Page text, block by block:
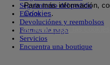
Seguimiento del pedido
Envíos
Devoluciónes y reembolsos
Formas de pago
Servicios
Encuentra una boutique
Para más información,
Cookies.
Aceptar todas las cookies